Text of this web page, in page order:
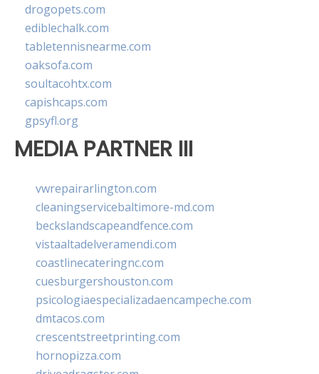
drogopets.com
ediblechalk.com
tabletennisnearme.com
oaksofa.com
soultacohtx.com
capishcaps.com
gpsyfl.org
MEDIA PARTNER III
vwrepairarlington.com
cleaningservicebaltimore-md.com
beckslandscapeandfence.com
vistaaltadelveramendi.com
coastlinecateringnc.com
cuesburgershouston.com
psicologiaespecializadaencampeche.com
dmtacos.com
crescentstreetprinting.com
hornopizza.com